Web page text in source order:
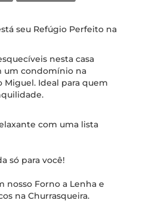
seu Refúgio Perfeito na
nesta casa
um condomínio na
Miguel. Ideal para quem
com uma lista
só para você!​
nosso Forno a Lenha e
na Churrasqueira​.